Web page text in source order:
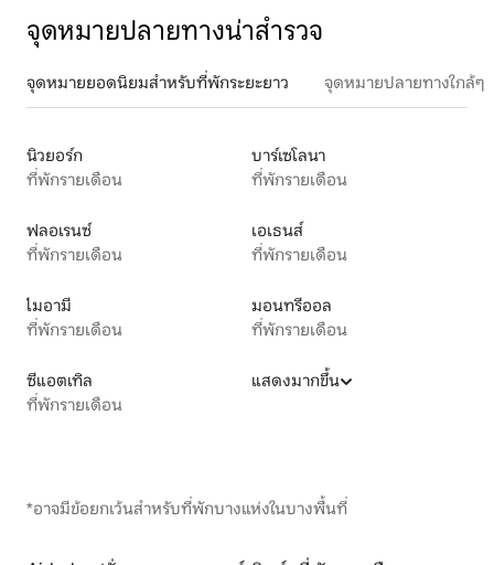
จุดหมายปลายทางน่าสำรวจ
จุดหมายยอดนิยมสำหรับที่พักระยะยาว จุดหมายปลายทางใกล้ๆ
นิวยอร์ก
ที่พักรายเดือน
บาร์เซโลนา
ที่พักรายเดือน
ฟลอเรนซ์
ที่พักรายเดือน
เอเธนส์
ที่พักรายเดือน
ไมอามี
ที่พักรายเดือน
มอนทรีออล
ที่พักรายเดือน
ซีแอตเทิล
ที่พักรายเดือน
แสดงมากขึ้น
*อาจมีข้อยกเว้นสำหรับที่พักบางแห่งในบางพื้นที่